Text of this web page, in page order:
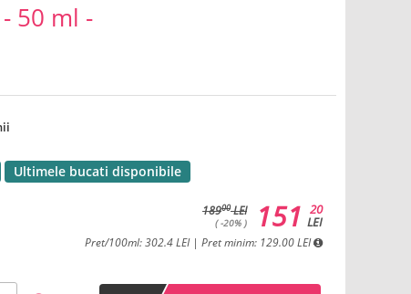
50 ml -
Ultimele bucati disponibile
18900LEI
( -20% )
20
LEI
151
Pret/100ml: 302.4 LEI | Pret minim: 129.00 LEI